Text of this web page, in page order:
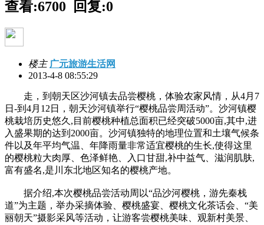
查看:6700 回复:0
楼主 广元旅游生活网
2013-4-8 08:55:29
走，到朝天区沙河镇去品尝樱桃，体验农家风情，从4月7
日-到4月12日，朝天沙河镇举行“樱桃品尝周活动”。沙河镇樱
桃栽培历史悠久,目前樱桃种植总面积已经突破5000亩,其中,进
入盛果期的达到2000亩。沙河镇独特的地理位置和土壤气候条
件以及年平均气温、年降雨量非常适宜樱桃的生长,使得这里
的樱桃粒大肉厚、色泽鲜艳、入口甘甜,补中益气、滋润肌肤,
富有盛名,是川东北地区知名的樱桃产地。
据介绍,本次樱桃品尝活动周以“品沙河樱桃，游先秦栈
道”为主题，举办采摘体验、樱桃盛宴、樱桃文化茶话会、“美
丽朝天”摄影采风等活动，让游客尝樱桃美味、观新村美景、